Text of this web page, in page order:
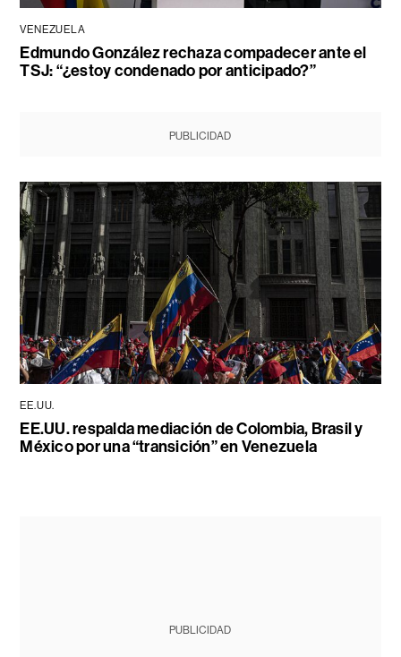
VENEZUELA
Edmundo González rechaza compadecer ante el
TSJ: “¿estoy condenado por anticipado?”
PUBLICIDAD
EE.UU.
EE.UU. respalda mediación de Colombia, Brasil y
México por una “transición” en Venezuela
PUBLICIDAD